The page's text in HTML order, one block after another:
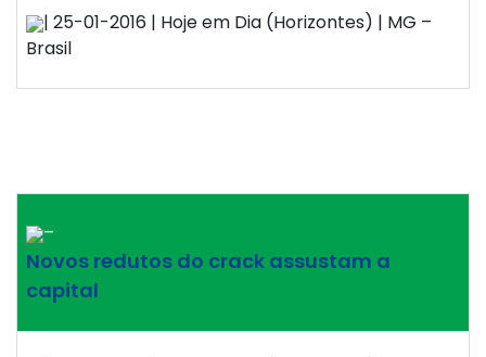
| 25-01-2016 | Hoje em Dia (Horizontes) | MG –
Brasil
–
Novos redutos do crack assustam a
capital